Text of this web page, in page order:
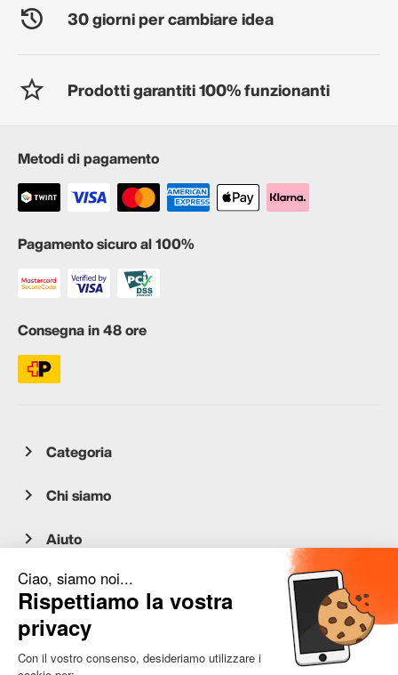
30 giorni per cambiare idea
Prodotti garantiti 100% funzionanti
Metodi di pagamento
Pagamento sicuro al 100%
Consegna in 48 ore
Categoria
Chi siamo
Aiuto
Servizio clienti
occasion.migros.mobile@recommerce.com
Lunedì-Venerdì 08:00-17:00